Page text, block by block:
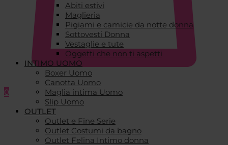
0
Abiti estivi
Maglieria
Pigiami e camicie da notte donna
Sottovesti Donna
Vestaglie e tute
Oggetti che non ti aspetti
INTIMO UOMO
Boxer Uomo
Canotta Uomo
Maglia intima Uomo
Slip Uomo
OUTLET
Outlet e Fine Serie
Outlet Costumi da bagno
Outlet Felina Intimo donna